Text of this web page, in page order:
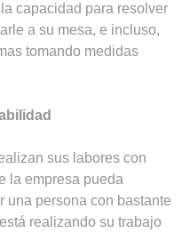
capacidad para resolver
a su mesa, e incluso,
tomando medidas
sus labores con
la empresa pueda
una persona con bastante
realizando su trabajo